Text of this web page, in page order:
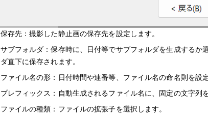
保存先：撮影した静止画の保存先を設定します。
サブフォルダ：保存時に、日付等でサブフォルダを生成するか
ダ直下に保存されます。
ファイル名の形：日付時間や連番等、ファイル名の命名則を設定
プレフィックス：自動生成されるファイル名に、固定の文字列
ファイルの種類：ファイルの拡張子を選択します。